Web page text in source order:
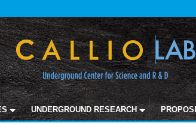
UNDERGROUND RESEARCH